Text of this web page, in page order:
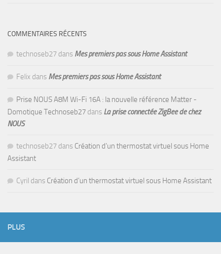
COMMENTAIRES RÉCENTS
technoseb27 dans Mes premiers pas sous Home Assistant
Felix dans Mes premiers pas sous Home Assistant
Prise NOUS A8M Wi-Fi 16A : la nouvelle référence Matter -
Domotique Technoseb27 dans La prise connectée ZigBee de chez
NOUS
technoseb27 dans Création d’un thermostat virtuel sous Home
Assistant
Cyril dans Création d’un thermostat virtuel sous Home Assistant
PLUS